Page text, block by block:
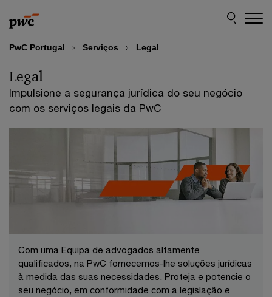
to
content
to
footer
PwC Portugal Serviços Legal
Impulsione a segurança jurídica do seu negócio
com os serviços legais da PwC
Legal
Com uma Equipa de advogados altamente
qualificados, na PwC fornecemos-lhe soluções jurídicas
à medida das suas necessidades. Proteja e potencie o
seu negócio, em conformidade com a legislação e